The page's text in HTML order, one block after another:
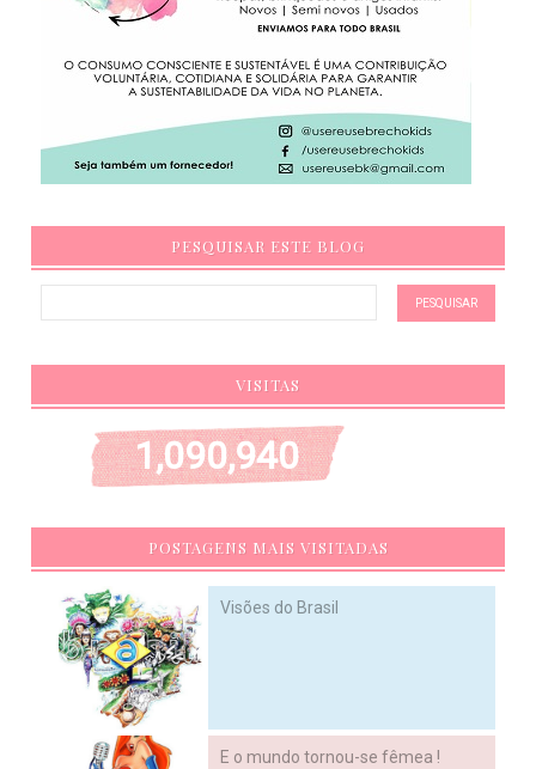
PESQUISAR ESTE BLOG
VISITAS
1,090,940
POSTAGENS MAIS VISITADAS
Visões do Brasil
E o mundo tornou-se fêmea !